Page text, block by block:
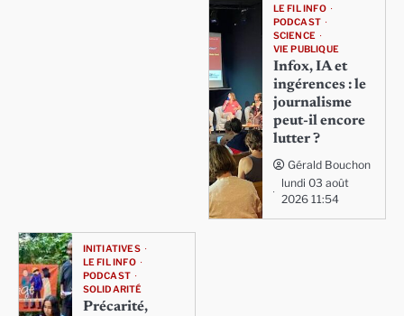
LE FIL INFO
PODCAST
SCIENCE
VIE PUBLIQUE
Infox, IA et
ingérences : le
journalisme
peut-il encore
lutter ?
Gérald Bouchon
lundi 03 août
2026 11:54
INITIATIVES
LE FIL INFO
PODCAST
SOLIDARITÉ
Précarité,